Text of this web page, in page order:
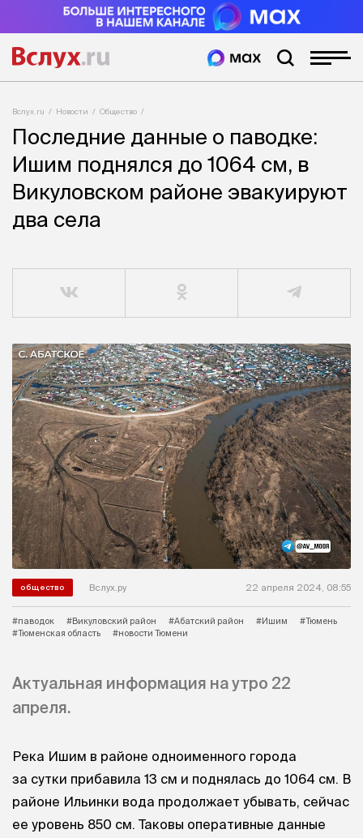
Вслух.ru Новости Общество
Последние данные о паводке:
Ишим поднялся до 1064 см, в
Викуловском районе эвакуируют
два села
общество Вслух.ру 22 апреля 2024, 08:55
#паводок #Викуловский район #Абатский район #Ишим
#Тюмень
#Тюменская область
#новости Тюмени
Актуальная информация на утро 22
апреля.
Река Ишим в районе одноименного города
за сутки прибавила 13 см и поднялась до 1064 см. В
районе Ильинки вода продолжает убывать, сейчас
ее уровень 850 см. Таковы оперативные данные